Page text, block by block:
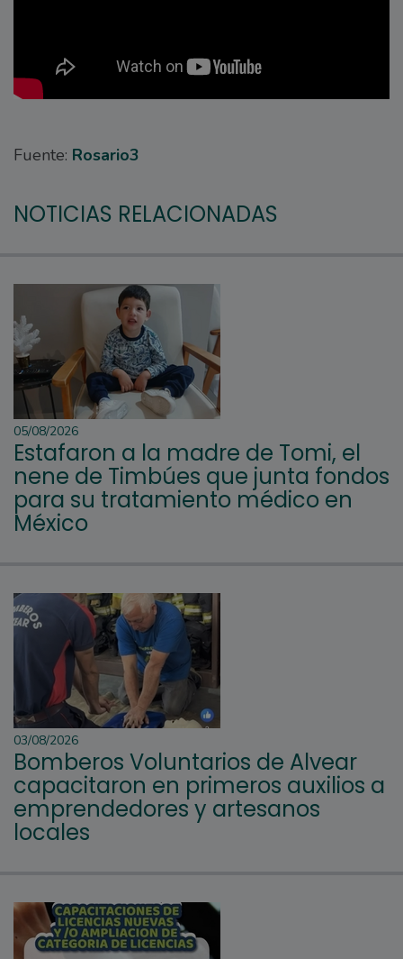
Fuente: Rosario3
NOTICIAS RELACIONADAS
05/08/2026
Estafaron a la madre de Tomi, el
nene de Timbúes que junta fondos
para su tratamiento médico en
México
03/08/2026
Bomberos Voluntarios de Alvear
capacitaron en primeros auxilios a
emprendedores y artesanos
locales